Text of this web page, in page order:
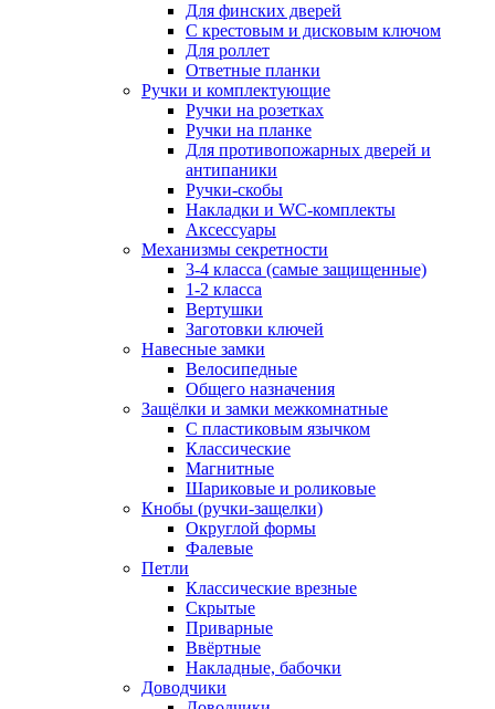
Для финских дверей
С крестовым и дисковым ключом
Для роллет
Ответные планки
Ручки и комплектующие
Ручки на розетках
Ручки на планке
Для противопожарных дверей и
антипаники
Ручки-скобы
Накладки и WC-комплекты
Аксессуары
Механизмы секретности
3-4 класса (самые защищенные)
1-2 класса
Вертушки
Заготовки ключей
Навесные замки
Велосипедные
Общего назначения
Защёлки и замки межкомнатные
С пластиковым язычком
Классические
Магнитные
Шариковые и роликовые
Кнобы (ручки-защелки)
Округлой формы
Фалевые
Петли
Классические врезные
Скрытые
Приварные
Ввёртные
Накладные, бабочки
Доводчики